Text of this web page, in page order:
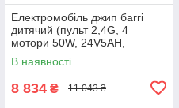
Електромобіль джип баггі
дитячий (пульт 2,4G, 4
мотори 50W, 24V5AH,
музика, світло) Bambi M
5991EBLR-1(24V Білий
В наявності
8 834 ₴ 11 043 ₴